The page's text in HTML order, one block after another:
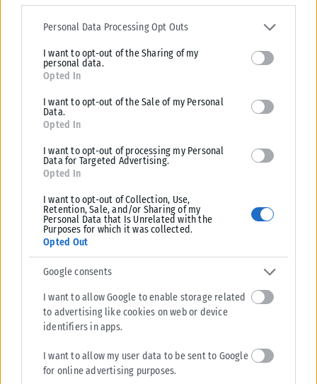
Please note that this website/app uses one or more Google
services and may gather and store information including but not
deny consent to Google and its third-party tags to use your data
for below specified purposes in below Google consent section.
Personal Data Processing Opt Outs
I want to opt-out of the Sharing of my
personal data.
Opted In
I want to opt-out of the Sale of my Personal
Data.
Opted In
I want to opt-out of processing my Personal
Data for Targeted Advertising.
Opted In
I want to opt-out of Collection, Use,
Retention, Sale, and/or Sharing of my
Personal Data that Is Unrelated with the
Purposes for which it was collected.
Opted Out
Google consents
I want to allow Google to enable storage related
to advertising like cookies on web or device
identifiers in apps.
I want to allow my user data to be sent to Google
for online advertising purposes.
δημηριακών στα ουκρανικά ύδατα της Μαύρης Θάλασσας, με
αποτέλεσμα...
Μόσχα: Κατάρριψη 605 ουκρανικών drones τη νύχτα – Ζημιές
σε αποθήκη της Wildberries
Η Ρωσία ανακοίνωσε σήμερα ότι κατέρριψε στη διάρκεια της νύχτας
06/08/2026